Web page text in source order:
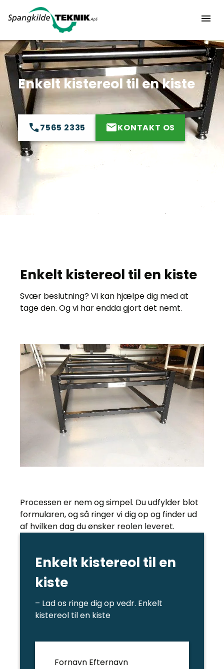
Enkelt kistereol til en kiste
7565 2335 KONTAKT OS
Enkelt kistereol til en kiste
Svær beslutning? Vi kan hjælpe dig med at
tage den. Og vi har endda gjort det nemt.
Processen er nem og simpel. Du udfylder blot
formularen, og så ringer vi dig op og finder ud
af hvilken dag du ønsker reolen leveret.
Enkelt kistereol til en
kiste
– Lad os ringe dig op vedr. Enkelt
kistereol til en kiste
Fornavn Efternavn